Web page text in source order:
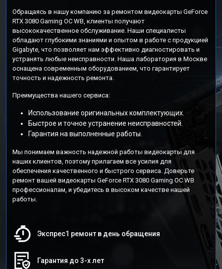
Обращаясь в нашу компанию за ремонтом видеокарты GeForce
RTX 3080 Gaming OC WB, клиенты получают
высококачественное обслуживание. Наши специалисты
обладают глубокими знаниями и опытом в работе с продукцией
Gigabyte, что позволяет нам эффективно диагностировать и
устранять любые неисправности. Наша лаборатория в Москве
оснащена современным оборудованием, что гарантирует
точность и надежность ремонта.
Преимущества нашего сервиса:
Использование оригинальных комплектующих.
Быстрое и точное устранение неисправностей.
Гарантия на выполненные работы.
Мы понимаем важность надежной работы видеокарты для
наших клиентов, поэтому прилагаем все усилия для
обеспечения качественного и быстрого сервиса. Доверьте
ремонт вашей видеокарты GeForce RTX 3080 Gaming OC WB
профессионалам, и убедитесь в высоком качестве нашей
работы.
Экспрес1 ремонт в день обращения
Гарантия до 3-х лет